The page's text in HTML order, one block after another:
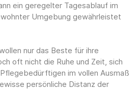
ein geregelter Tagesablauf im
Umgebung gewährleistet
nur das Beste für ihre
oft nicht die Ruhe und Zeit, sich
im vollen Ausmaß
persönliche Distanz der